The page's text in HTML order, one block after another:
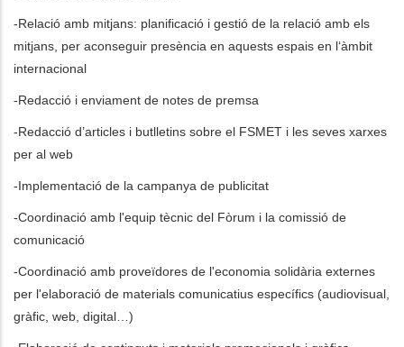
-Relació amb mitjans: planificació i gestió de la relació amb els
mitjans, per aconseguir presència en aquests espais en l‘àmbit
internacional
-Redacció i enviament de notes de premsa
-Redacció d’articles i butlletins sobre el FSMET i les seves xarxes
per al web
-Implementació de la campanya de publicitat
-Coordinació amb l'equip tècnic del Fòrum i la comissió de
comunicació
-Coordinació amb proveïdores de l'economia solidària externes
per l'elaboració de materials comunicatius específics (audiovisual,
gràfic, web, digital…)